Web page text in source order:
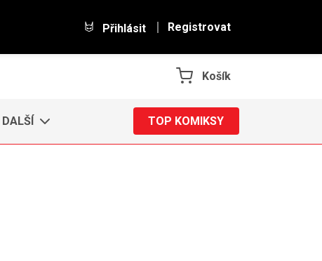
Přihlásit Registrovat
Košík
DALŠÍ TOP KOMIKSY